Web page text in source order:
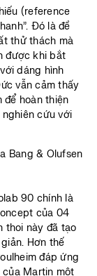
(reference
Đó là đề
thử thách mà
được khi bắt
dáng hình
vẫn cảm thấy
để hoàn thiện
cứu với
90 chính là
của 04
thoi này đã tạo
Hơn thế
đáp ứng
Martin một